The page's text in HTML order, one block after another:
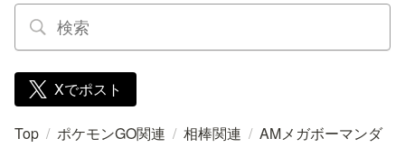
Xでポスト
Top / ポケモンGO関連 / 相棒関連 / AMメガボーマンダ